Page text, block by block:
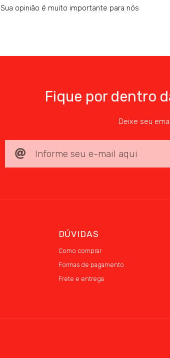
Sua opinião é muito importante para nós
Fique por dentro
Deixe seu
DÚVIDAS
Como comprar
Formas de pagamento
Frete e entrega